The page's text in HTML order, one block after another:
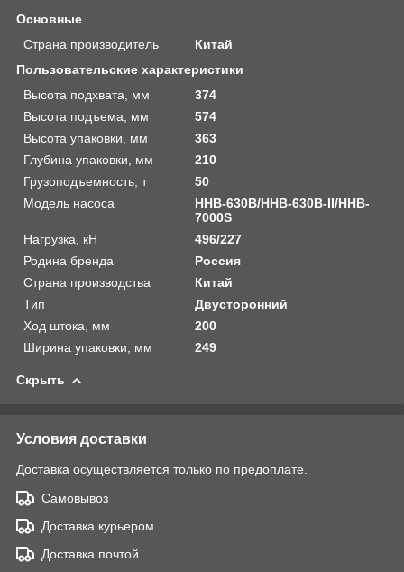
Основные
Страна производитель
Китай
Пользовательские характеристики
Высота подхвата, мм
374
Высота подъема, мм
574
Высота упаковки, мм
363
Глубина упаковки, мм
210
Грузоподъемность, т
50
Модель насоса
HHB-630B/HHB-630B-II/HHB-
7000S
Нагрузка, кН
496/227
Родина бренда
Россия
Страна производства
Китай
Тип
Двусторонний
Ход штока, мм
200
Ширина упаковки, мм
249
Скрыть
Условия доставки
Доставка осуществляется только по предоплате.
Самовывоз
Доставка курьером
Доставка почтой